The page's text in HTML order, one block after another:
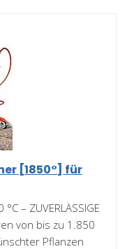
[1850°] für
°C – ZUVERLÄSSIGE
von bis zu 1.850
Pflanzen